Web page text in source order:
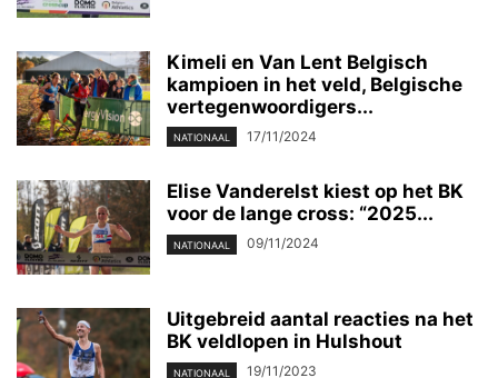
Kimeli en Van Lent Belgisch
kampioen in het veld, Belgische
vertegenwoordigers...
NATIONAAL 17/11/2024
Elise Vanderelst kiest op het BK
voor de lange cross: “2025...
NATIONAAL 09/11/2024
Uitgebreid aantal reacties na het
BK veldlopen in Hulshout
NATIONAAL 19/11/2023